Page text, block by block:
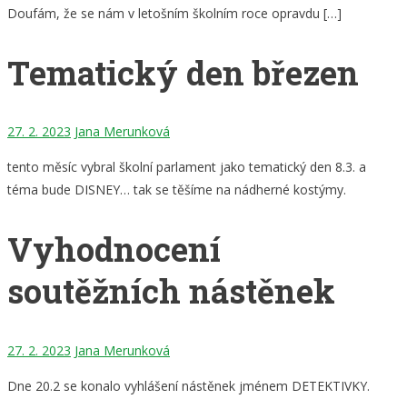
Doufám, že se nám v letošním školním roce opravdu […]
Tematický den březen
27. 2. 2023 Jana Merunková
tento měsíc vybral školní parlament jako tematický den 8.3. a
téma bude DISNEY… tak se těšíme na nádherné kostýmy.
Vyhodnocení
soutěžních nástěnek
27. 2. 2023 Jana Merunková
Dne 20.2 se konalo vyhlášení nástěnek jménem DETEKTIVKY.